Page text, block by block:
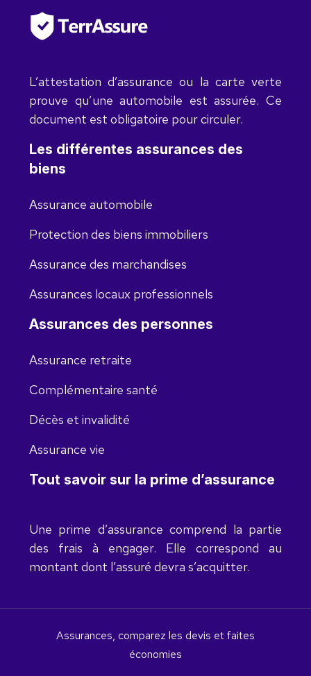
L’attestation d’assurance ou la carte verte
prouve qu’une automobile est assurée. Ce
document est obligatoire pour circuler.
Les différentes assurances des
biens
Assurance automobile
Protection des biens immobiliers
Assurance des marchandises
Assurances locaux professionnels
Assurances des personnes
Assurance retraite
Complémentaire santé
Décès et invalidité
Assurance vie
Tout savoir sur la prime d’assurance
Une prime d’assurance comprend la partie
des frais à engager. Elle correspond au
montant dont l’assuré devra s’acquitter.
Assurances, comparez les devis et faites
économies